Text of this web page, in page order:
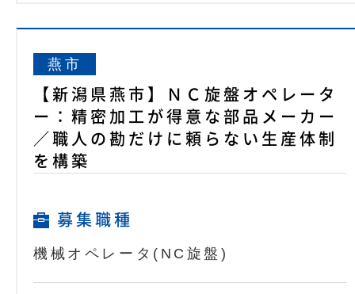
燕市
【新潟県燕市】ＮＣ旋盤オペレータ
ー：精密加工が得意な部品メーカー
／職人の勘だけに頼らない生産体制
を構築
募集職種
機械オペレータ(NC旋盤)